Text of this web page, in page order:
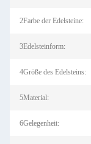
2Farbe der Edelsteine:
3Edelsteinform:
4Größe des Edelsteins:
5Material:
6Gelegenheit: